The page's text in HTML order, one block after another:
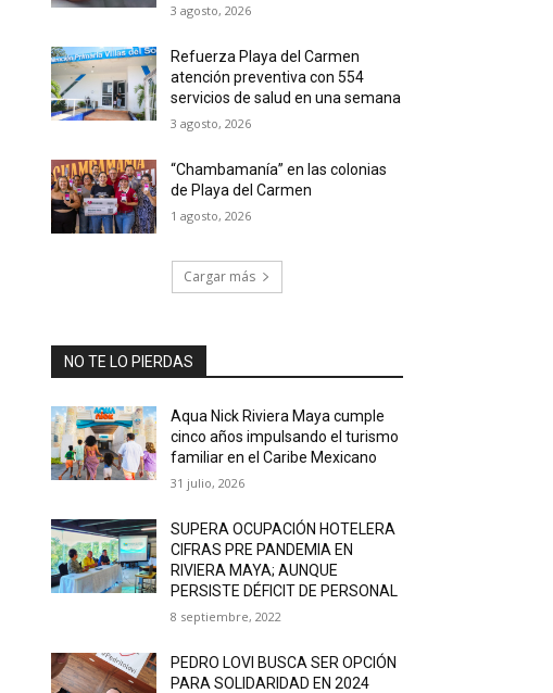
3 agosto, 2026
Refuerza Playa del Carmen
atención preventiva con 554
servicios de salud en una semana
3 agosto, 2026
“Chambamanía” en las colonias
de Playa del Carmen
1 agosto, 2026
Cargar más
NO TE LO PIERDAS
Aqua Nick Riviera Maya cumple
cinco años impulsando el turismo
familiar en el Caribe Mexicano
31 julio, 2026
SUPERA OCUPACIÓN HOTELERA
CIFRAS PRE PANDEMIA EN
RIVIERA MAYA; AUNQUE
PERSISTE DÉFICIT DE PERSONAL
8 septiembre, 2022
PEDRO LOVI BUSCA SER OPCIÓN
PARA SOLIDARIDAD EN 2024